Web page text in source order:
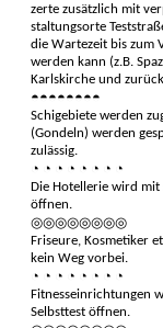
zerte zusätz­lich mit
staltungs­orte
die Warte­zeit bis zum
werden kann (z.B.
Karls­kirche und
◓◓◓◓◓◓◓◓
Schigebiete werden
(Gondeln) werden
zu­lässig.
◔ ◔ ◔ ◔ ◔ ◔ ◔ ◔
Die Hotellerie wird mit
öffnen.
◎◎◎◎◎◎◎◎
Friseure, Kosme­tiker
kein Weg vorbei.
◔ ◔ ◔ ◔ ◔ ◔ ◔ ◔
Fitness­einrichtungen
Selbst­test öffnen.